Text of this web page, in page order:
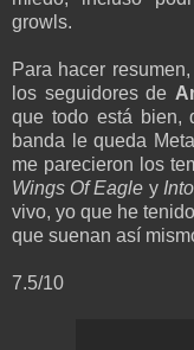
growls.
Para hacer
los seguidores de
que todo está bien,
banda le queda
me parecieron los
Wings Of Eagle y
vivo, yo que he
que suenan así
7.5/10